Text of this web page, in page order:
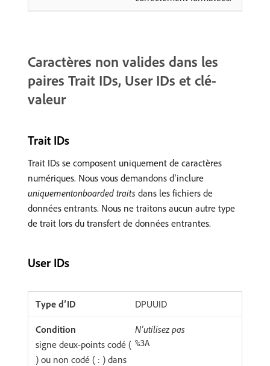
Caractères non valides dans les
paires Trait IDs, User IDs et clé-
valeur
Trait IDs
Trait IDs se composent uniquement de caractères
numériques. Nous vous demandons d’inclure
uniquementonboarded traits dans les fichiers de
données entrants. Nous ne traitons aucun autre type
de trait lors du transfert de données entrantes.
User IDs
DPUUID
N’utilisez pas
signe deux-points codé ( %3A
) ou non codé ( : ) dans